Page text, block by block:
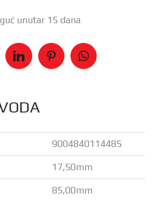
unutar 15 dana
9004840114485
17,50mm
85,00mm